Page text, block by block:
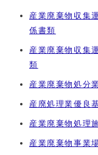
産業廃棄物収集
係書類
産業廃棄物収集
類
産業廃棄物処分
産廃処理業優良
産業廃棄物処理
産業廃棄物事業